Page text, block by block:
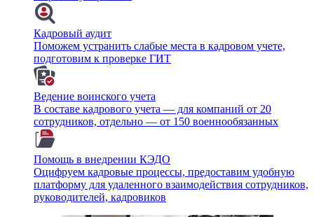
Кадровый аудит
Поможем устранить слабые места в кадровом учете,
подготовим к проверке ГИТ
Ведение воинского учета
В составе кадрового учета — для компаний от 20
сотрудников, отдельно — от 150 военнообязанных
Помощь в внедрении КЭДО
Оцифруем кадровые процессы, предоставим удобную
платформу для удаленного взаимодействия сотрудников,
руководителей, кадровиков